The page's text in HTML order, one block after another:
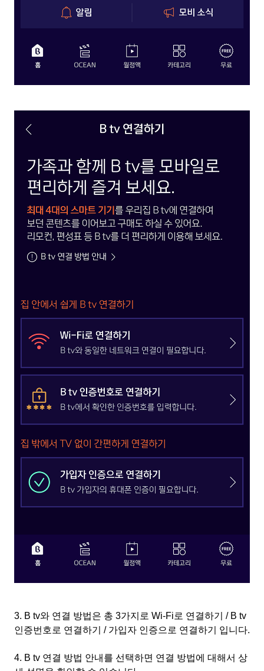
3. B tv와 연결 방법은 총 3가지로 Wi-Fi로 연결하기 / B tv
인증번호로 연결하기 / 가입자 인증으로 연결하기 입니다.
4. B tv 연결 방법 안내를 선택하면 연결 방법에 대해서 상